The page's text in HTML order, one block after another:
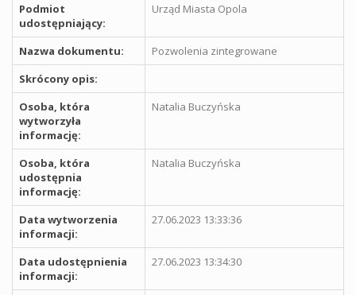
Podmiot
udostępniający:
Urząd Miasta Opola
Nazwa dokumentu:
Pozwolenia zintegrowane
Skrócony opis:
Osoba, która
wytworzyła
informację:
Natalia Buczyńska
Osoba, która
udostępnia
informację:
Natalia Buczyńska
Data wytworzenia
informacji:
27.06.2023 13:33:36
Data udostępnienia
informacji:
27.06.2023 13:34:30